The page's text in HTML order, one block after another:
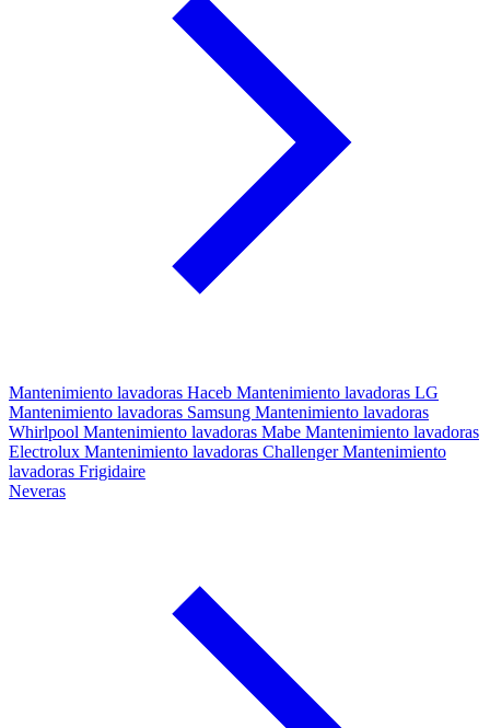
Mantenimiento lavadoras Haceb Mantenimiento lavadoras LG
Mantenimiento lavadoras Samsung Mantenimiento lavadoras
Whirlpool Mantenimiento lavadoras Mabe Mantenimiento lavadoras
Electrolux Mantenimiento lavadoras ChallengerMantenimiento
lavadoras Frigidaire
Neveras